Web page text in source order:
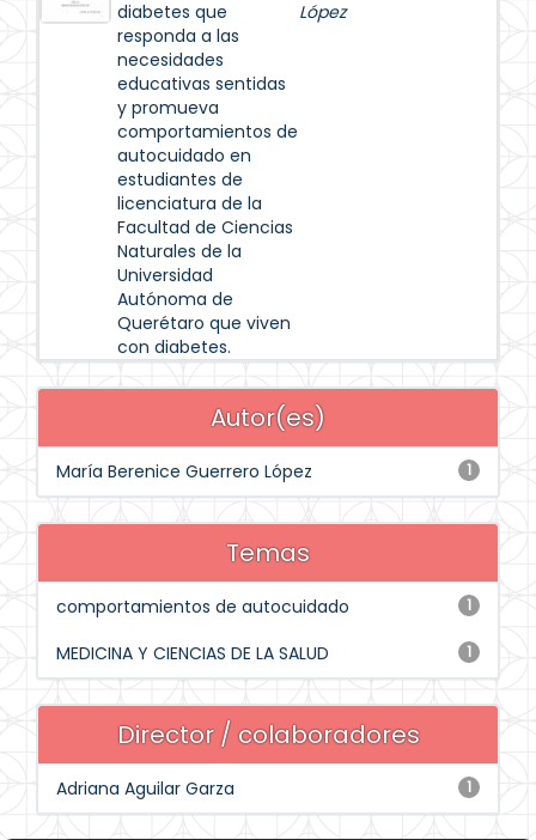
diabetes que
responda a las
necesidades
educativas sentidas
y promueva
comportamientos de
autocuidado en
estudiantes de
licenciatura de la
Facultad de Ciencias
Naturales de la
Universidad
Autónoma de
Querétaro que viven
con diabetes.
López
Autor(es)
1
María Berenice Guerrero López
Temas
1
comportamientos de autocuidado
1
MEDICINA Y CIENCIAS DE LA SALUD
Director / colaboradores
1
Adriana Aguilar Garza